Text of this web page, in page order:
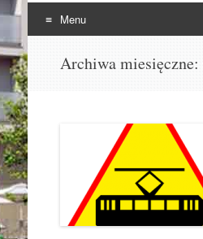
Menu
Archiwa miesięczne: